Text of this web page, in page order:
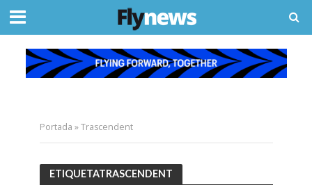
Portada »Trascendent
ETIQUETATRASCENDENT